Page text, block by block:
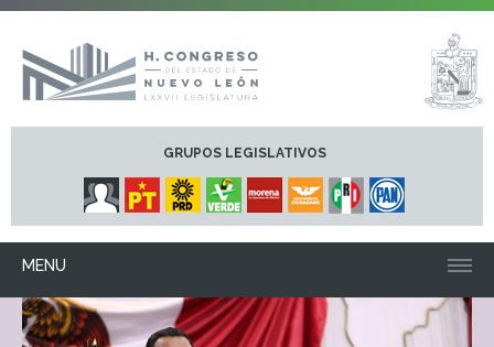
GRUPOS LEGISLATIVOS
MENU